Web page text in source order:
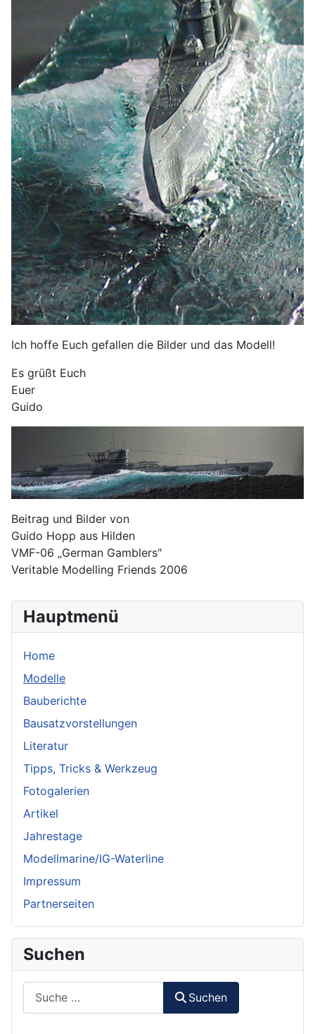
Hauptmenü
Home
Modelle
Bauberichte
Bausatzvorstellungen
Literatur
Tipps, Tricks & Werkzeug
Fotogalerien
Artikel
Jahrestage
Modellmarine/IG-Waterline
Impressum
Partnerseiten
Suchen
Suchen
Ich hoffe Euch gefallen die Bilder und das Modell!
Es grüßt Euch
Euer
Guido
Beitrag und Bilder von
Guido Hopp aus Hilden
VMF-06 „German Gamblers"
Veritable Modelling Friends 2006